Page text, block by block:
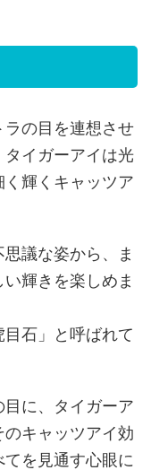
の目を連想させ
イガーアイは光
輝くキャッツア
議な姿から、ま
輝きを楽しめま
石」と呼ばれて
に、タイガーア
キャッツアイ効
を見通す心眼に